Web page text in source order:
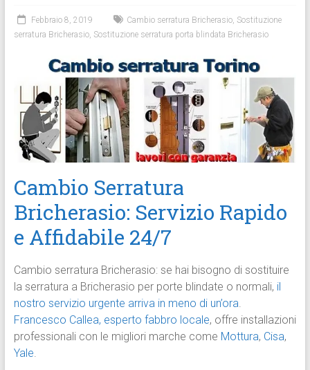
Febbraio 8, 2019 Cambio serratura Bricherasio, Sostituzione
serratura Bricherasio, Sostituzione serratura porta blindata Bricherasio
Cambio Serratura
Bricherasio: Servizio Rapido
e Affidabile 24/7
Cambio serratura Bricherasio: se hai bisogno di sostituire
la serratura a Bricherasio per porte blindate o normali, il
nostro servizio urgente arriva in meno di un’ora.
Francesco Callea, esperto fabbro locale, offre installazioni
professionali con le migliori marche come Mottura, Cisa,
Yale.